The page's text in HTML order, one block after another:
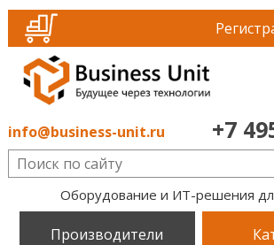
info@business-unit.ru +7
Оборудование и ИТ-решения
Производители